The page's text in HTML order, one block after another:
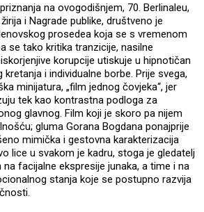
na ovogodišnjem, 70. Berlinaleu,
i Nagrade publike, društveno je
prosedea koja se s vremenom
se tako kritika tranzicije, nasilne
korupcije utiskuje u hipnotičan
i individualne borbe. Prije svega,
minijatura, „film jednog čovjeka“, jer
tek kao kontrastna podloga za
glavnog. Film koji je skoro pa nijem
gluma Gorana Bogdana ponajprije
mimička i gestovna karakterizacija
lice u svakom je kadru, stoga je gledatelj
facijalne ekspresije junaka, a time i na
stanja koje se postupno razvija